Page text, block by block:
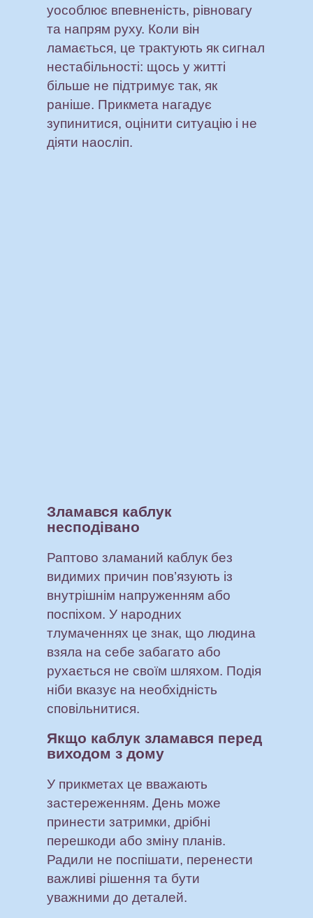
уособлює впевненість, рівновагу
та напрям руху. Коли він
ламається, це трактують як сигнал
нестабільності: щось у житті
більше не підтримує так, як
раніше. Прикмета нагадує
зупинитися, оцінити ситуацію і не
діяти наосліп.
Зламався каблук
несподівано
Раптово зламаний каблук без
видимих причин пов’язують із
внутрішнім напруженням або
поспіхом. У народних
тлумаченнях це знак, що людина
взяла на себе забагато або
рухається не своїм шляхом. Подія
ніби вказує на необхідність
сповільнитися.
Якщо каблук зламався перед
виходом з дому
У прикметах це вважають
застереженням. День може
принести затримки, дрібні
перешкоди або зміну планів.
Радили не поспішати, перенести
важливі рішення та бути
уважними до деталей.